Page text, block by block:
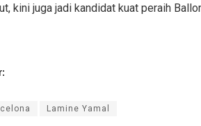
kini juga jadi kandidat kuat peraih
Lamine Yamal